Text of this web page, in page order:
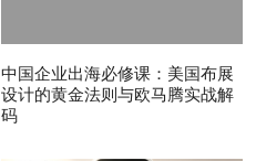
中国企业出海必修课：美国布展
设计的黄金法则与欧马腾实战解
码